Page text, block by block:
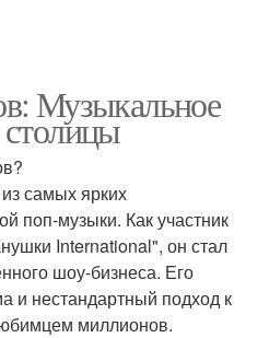
Музыкальное
самых ярких
поп-музыки. Как участник
International", он стал
шоу-бизнеса. Его
и нестандартный подход к
миллионов.